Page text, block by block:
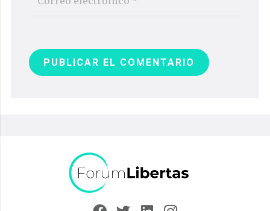
PUBLICAR EL COMENTARIO